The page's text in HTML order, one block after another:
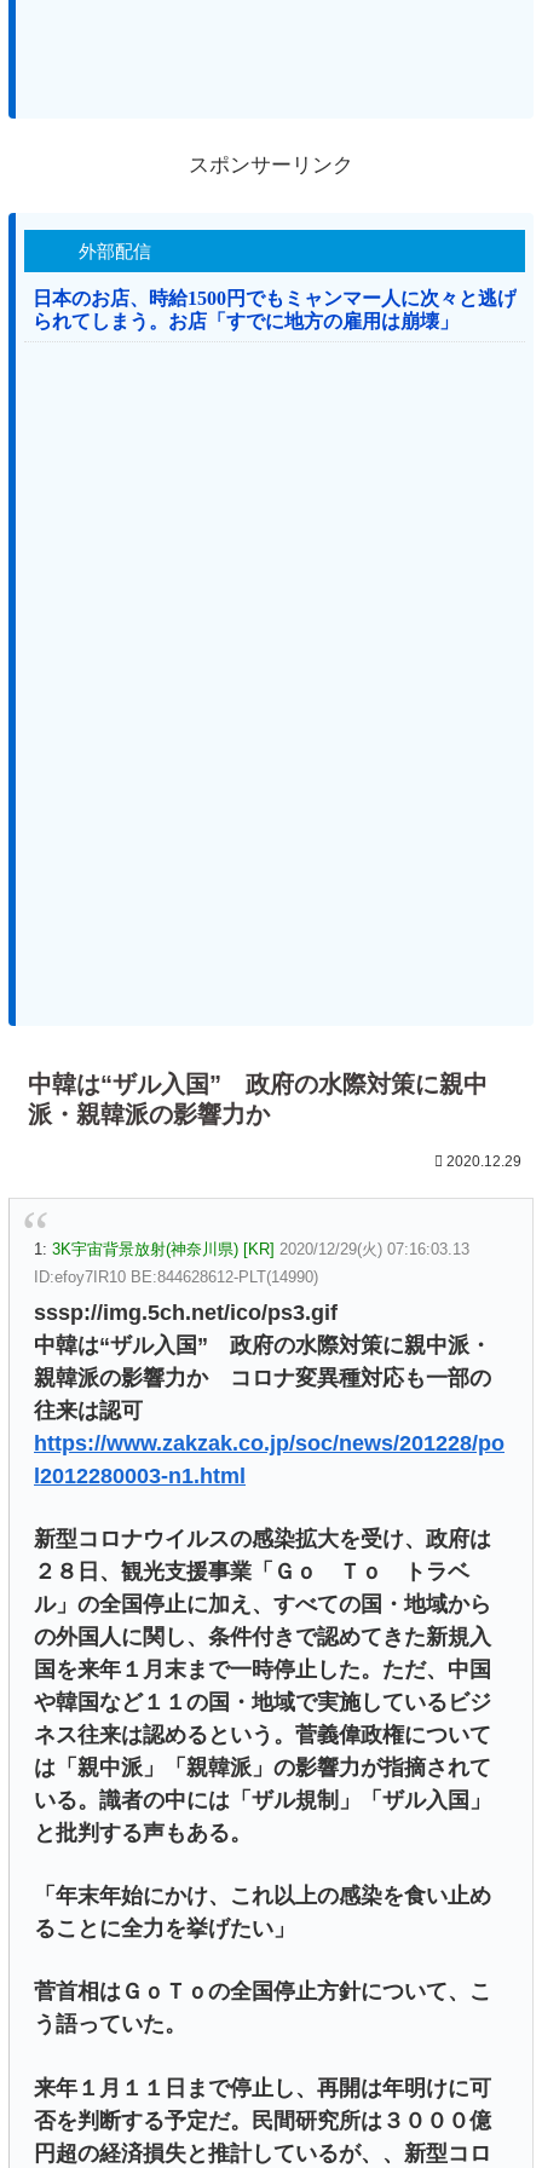
スポンサーリンク
外部配信
日本のお店、時給1500円でもミャンマー人に次々と逃げ
られてしまう。お店「すでに地方の雇用は崩壊」
中韓は“ザル入国” 政府の水際対策に親中
派・親韓派の影響力か
2020.12.29
1: 3K宇宙背景放射(神奈川県) [KR] 2020/12/29(火) 07:16:03.13
ID:efoy7IR10 BE:844628612-PLT(14990)
sssp://img.5ch.net/ico/ps3.gif
中韓は“ザル入国” 政府の水際対策に親中派・
親韓派の影響力か コロナ変異種対応も一部の
往来は認可
https://www.zakzak.co.jp/soc/news/201228/po
l2012280003-n1.html
新型コロナウイルスの感染拡大を受け、政府は
２８日、観光支援事業「Ｇｏ Ｔｏ トラベ
ル」の全国停止に加え、すべての国・地域から
の外国人に関し、条件付きで認めてきた新規入
国を来年１月末まで一時停止した。ただ、中国
や韓国など１１の国・地域で実施しているビジ
ネス往来は認めるという。菅義偉政権について
は「親中派」「親韓派」の影響力が指摘されて
いる。識者の中には「ザル規制」「ザル入国」
と批判する声もある。
「年末年始にかけ、これ以上の感染を食い止め
ることに全力を挙げたい」
菅首相はＧｏＴｏの全国停止方針について、こ
う語っていた。
来年１月１１日まで停止し、再開は年明けに可
否を判断する予定だ。民間研究所は３０００億
円超の経済損失と推計しているが、、新型コロ